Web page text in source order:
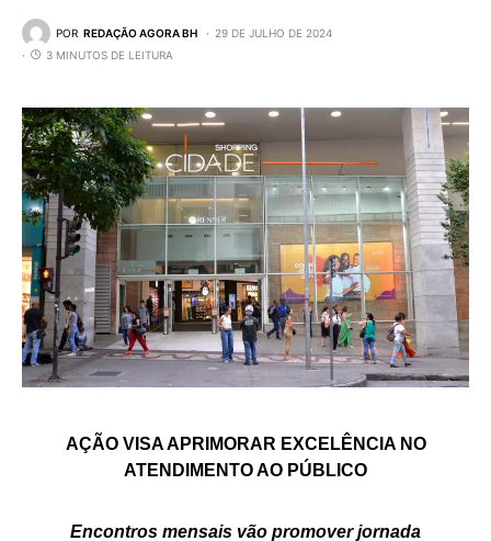
POR REDAÇÃO AGORA BH
29 DE JULHO DE 2024
3 MINUTOS DE LEITURA
AÇÃO VISA APRIMORAR EXCELÊNCIA NO
ATENDIMENTO AO PÚBLICO
Encontros mensais vão promover jornada